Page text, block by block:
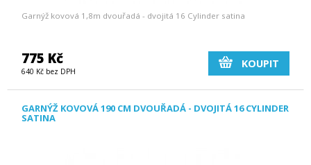
Garnýž kovová 1,8m dvouřadá - dvojitá 16 Cylinder satina
775 Kč
640 Kč bez DPH
KOUPIT
GARNÝŽ KOVOVÁ 190 CM DVOUŘADÁ - DVOJITÁ 16 CYLINDER
SATINA